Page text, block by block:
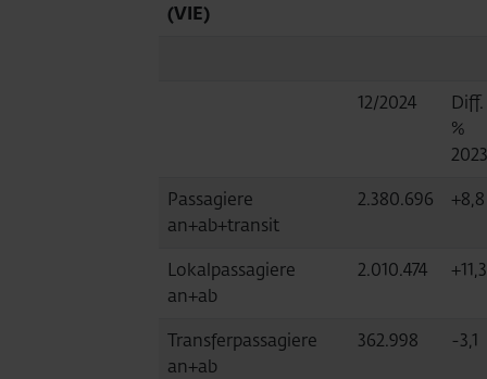
(VIE)
12/2024
Diff.
%
2023
Passagiere
an+ab+transit
2.380.696 +8,8
Lokalpassagiere
an+ab
2.010.474 +11,3
Transferpassagiere
an+ab
362.998 -3,1